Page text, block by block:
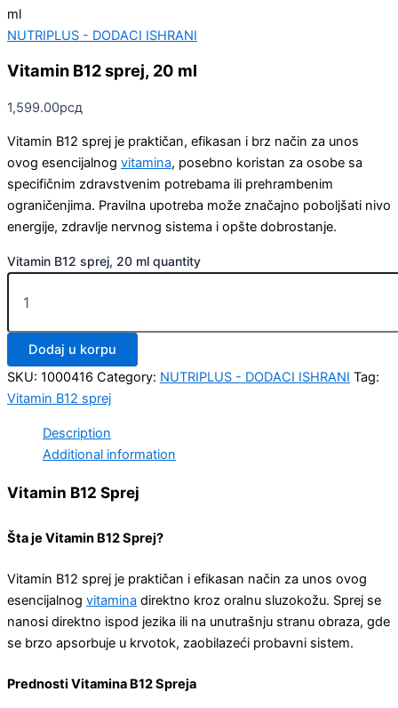
ml
NUTRIPLUS - DODACI ISHRANI
Vitamin B12 sprej, 20 ml
1,599.00рсд
Vitamin B12 sprej je praktičan, efikasan i brz način za unos
ovog esencijalnog vitamina, posebno koristan za osobe sa
specifičnim zdravstvenim potrebama ili prehrambenim
ograničenjima. Pravilna upotreba može značajno poboljšati nivo
energije, zdravlje nervnog sistema i opšte dobrostanje.
Vitamin B12 sprej, 20 ml quantity
Dodaj u korpu
SKU: 1000416 Category: NUTRIPLUS - DODACI ISHRANI Tag:
Vitamin B12 sprej
Description
Additional information
Vitamin B12 Sprej
Šta je Vitamin B12 Sprej?
Vitamin B12 sprej je praktičan i efikasan način za unos ovog
esencijalnog vitamina direktno kroz oralnu sluzokožu. Sprej se
nanosi direktno ispod jezika ili na unutrašnju stranu obraza, gde
se brzo apsorbuje u krvotok, zaobilazeći probavni sistem.
Prednosti Vitamina B12 Spreja